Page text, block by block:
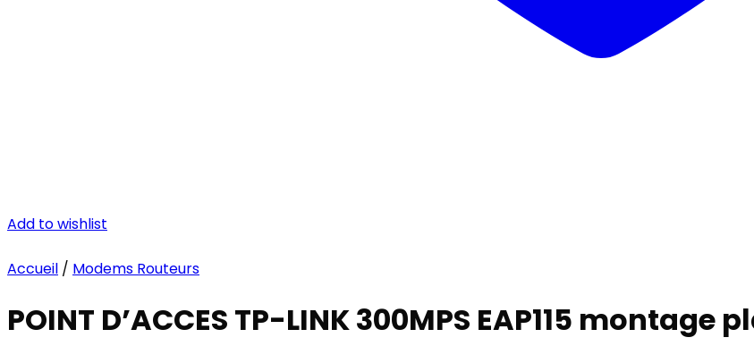
Add to wishlist
Accueil / Modems Routeurs
POINT D’ACCES TP-LINK 300MPS EAP115 montage